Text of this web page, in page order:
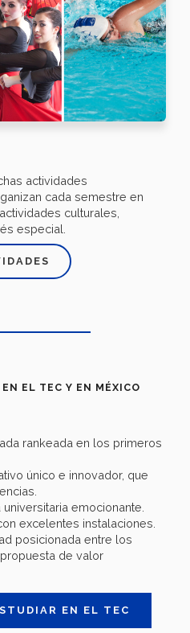
actividades
cada semestre en
culturales,
especial.
EL TEC Y EN MÉXICO
rankeada en los primeros
único e innovador, que
emocionante.
excelentes instalaciones.
posicionada entre los
de valor
EN EL TEC